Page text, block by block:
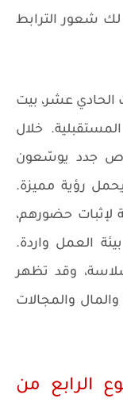
لك شعور الترابط
الحادي عشر، بيت
خلال
جدد يوسّعون
رؤية مميزة.
لإثبات حضورهم،
العمل واردة.
وقد تظهر
والمجالات
الرابع من